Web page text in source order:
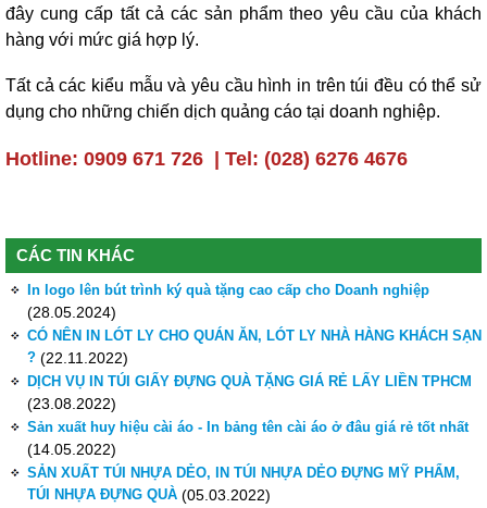
đây cung cấp tất cả các sản phẩm theo yêu cầu của khách
hàng với mức giá hợp lý.
Tất cả các kiểu mẫu và yêu cầu hình in trên túi đều có thể sử
dụng cho những chiến dịch quảng cáo tại doanh nghiệp.
Hotline: 0909 671 726 | Tel: (028) 6276 4676
CÁC TIN KHÁC
In logo lên bút trình ký quà tặng cao cấp cho Doanh nghiệp
(28.05.2024)
CÓ NÊN IN LÓT LY CHO QUÁN ĂN, LÓT LY NHÀ HÀNG KHÁCH SẠN
? (22.11.2022)
DỊCH VỤ IN TÚI GIẤY ĐỰNG QUÀ TẶNG GIÁ RẺ LẤY LIỀN TPHCM
(23.08.2022)
Sản xuất huy hiệu cài áo - In bảng tên cài áo ở đâu giá rẻ tốt nhất
(14.05.2022)
SẢN XUẤT TÚI NHỰA DẺO, IN TÚI NHỰA DẺO ĐỰNG MỸ PHẨM,
TÚI NHỰA ĐỰNG QUÀ (05.03.2022)